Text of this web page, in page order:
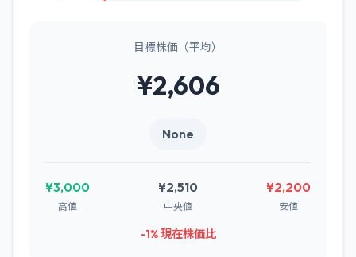
目標株価（平均）
¥2,606
None
¥3,000
高値
¥2,510
中央値
¥2,200
安値
-1% 現在株価比